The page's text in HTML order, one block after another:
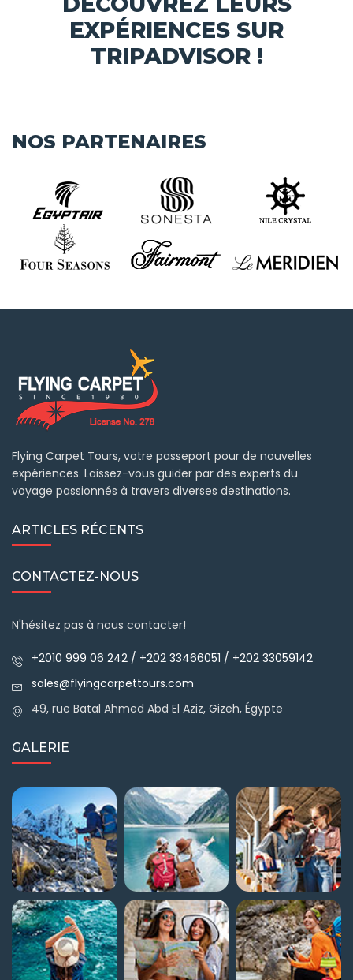
EXPÉRIENCES SUR
TRIPADVISOR !
NOS PARTENAIRES
Flying Carpet Tours, votre passeport pour de nouvelles
expériences. Laissez-vous guider par des experts du
voyage passionnés à travers diverses destinations.
ARTICLES RÉCENTS
CONTACTEZ-NOUS
N'hésitez pas à nous contacter!
+2010 999 06 242 / +202 33466051 / +202 33059142
sales@flyingcarpettours.com
49, rue Batal Ahmed Abd El Aziz, Gizeh, Égypte
GALERIE